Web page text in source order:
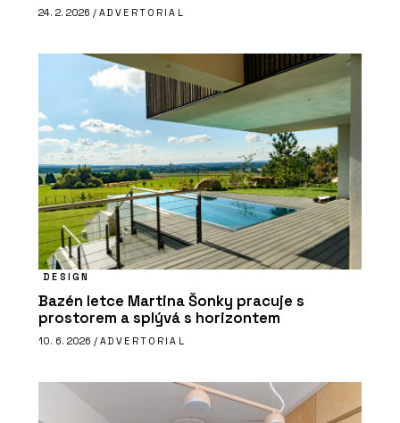
24. 2. 2026 / ADVERTORIAL
DESIGN
Bazén letce Martina Šonky pracuje s
prostorem a splývá s horizontem
10. 6. 2026 / ADVERTORIAL